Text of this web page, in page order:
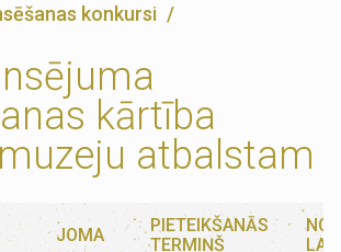
konkursi
kārtība
atbalstam
JOMA
PIETEIKŠANĀS
TERMIŅŠ